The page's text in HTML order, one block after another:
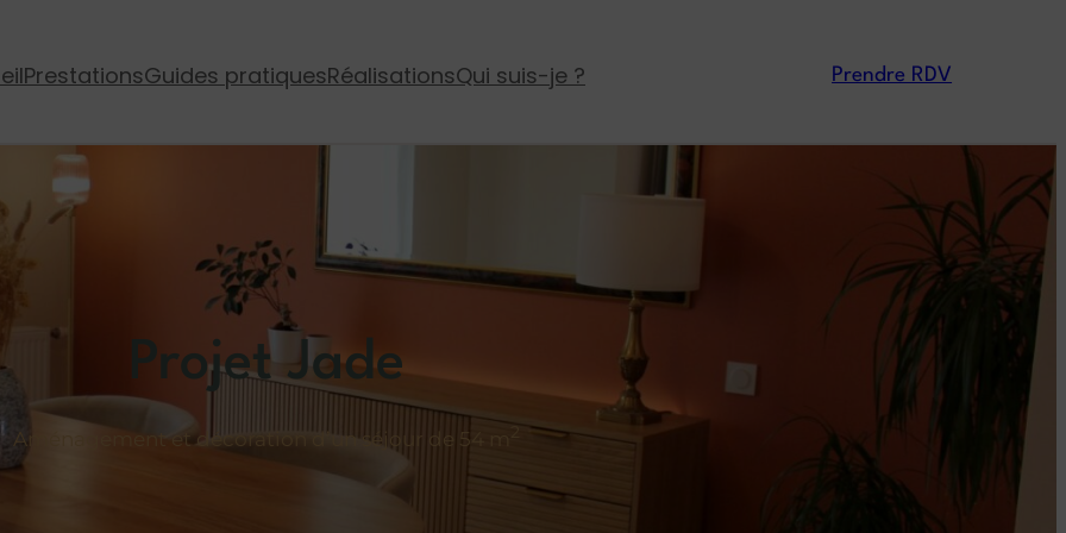
PrestationsGuides pratiquesRéalisationsQui suis-je ? Prendre RDV
Projet Jade
Aménagement et décoration d’un séjour de 54 m 2